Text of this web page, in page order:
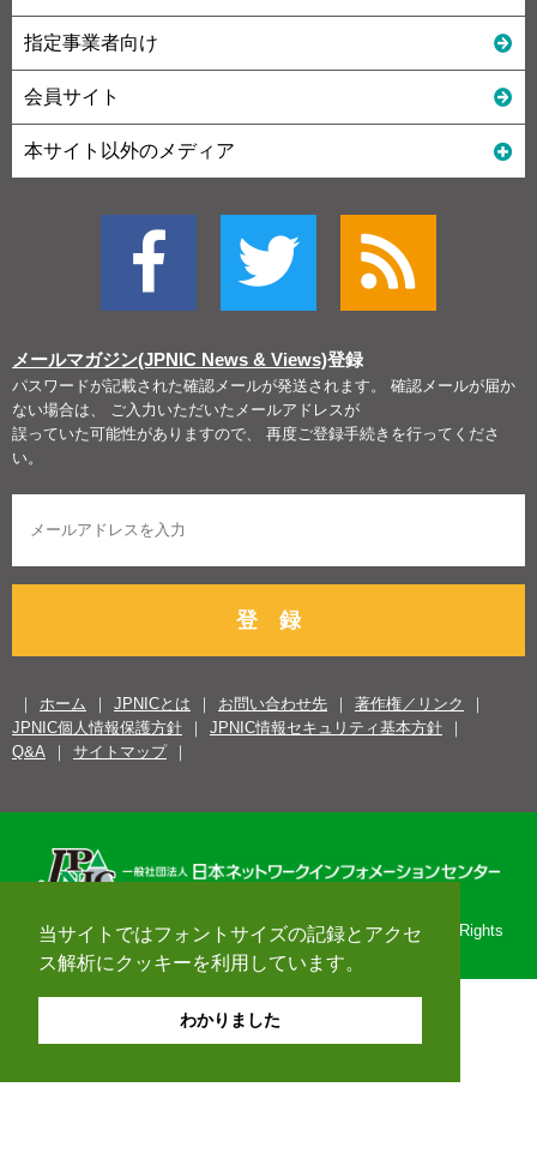
当サイトではフォントサイズの記録とアクセ
ス解析にクッキーを利用しています。
わかりました
指定事業者向け
会員サイト
本サイト以外のメディア
メールマガジン(JPNIC News & Views)登録
パスワードが記載された確認メールが発送されます。 確認メールが届か
ない場合は、 ご入力いただいたメールアドレスが
誤っていた可能性がありますので、 再度ご登録手続きを行ってくださ
い。
登 録
ホーム JPNICとは お問い合わせ先
著作権／リンク
JPNIC個人情報保護方針
JPNIC情報セキュリティ基本方針
Q&A
サイトマップ
Copyright© 1996-2026 Japan Network Information Center. All Rights
Reserved.